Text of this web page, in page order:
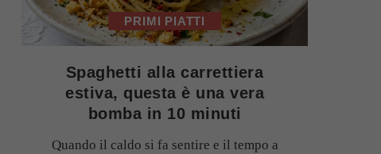
PRIMI PIATTI
Spaghetti alla carrettiera
estiva, questa è una vera
bomba in 10 minuti
Quando il caldo si fa sentire e il tempo a